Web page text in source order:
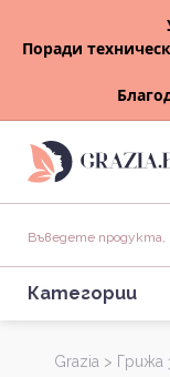
Поради
Категории
Grazia > Грижа